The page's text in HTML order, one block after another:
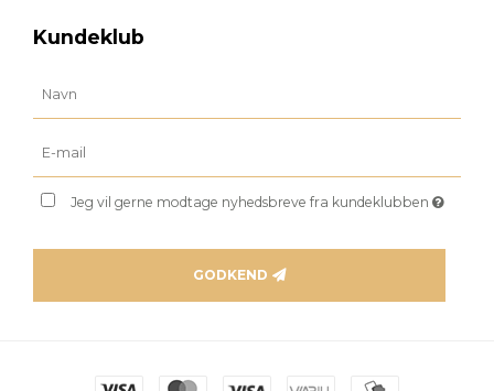
Kundeklub
Jeg vil gerne modtage nyhedsbreve fra kundeklubben
GODKEND